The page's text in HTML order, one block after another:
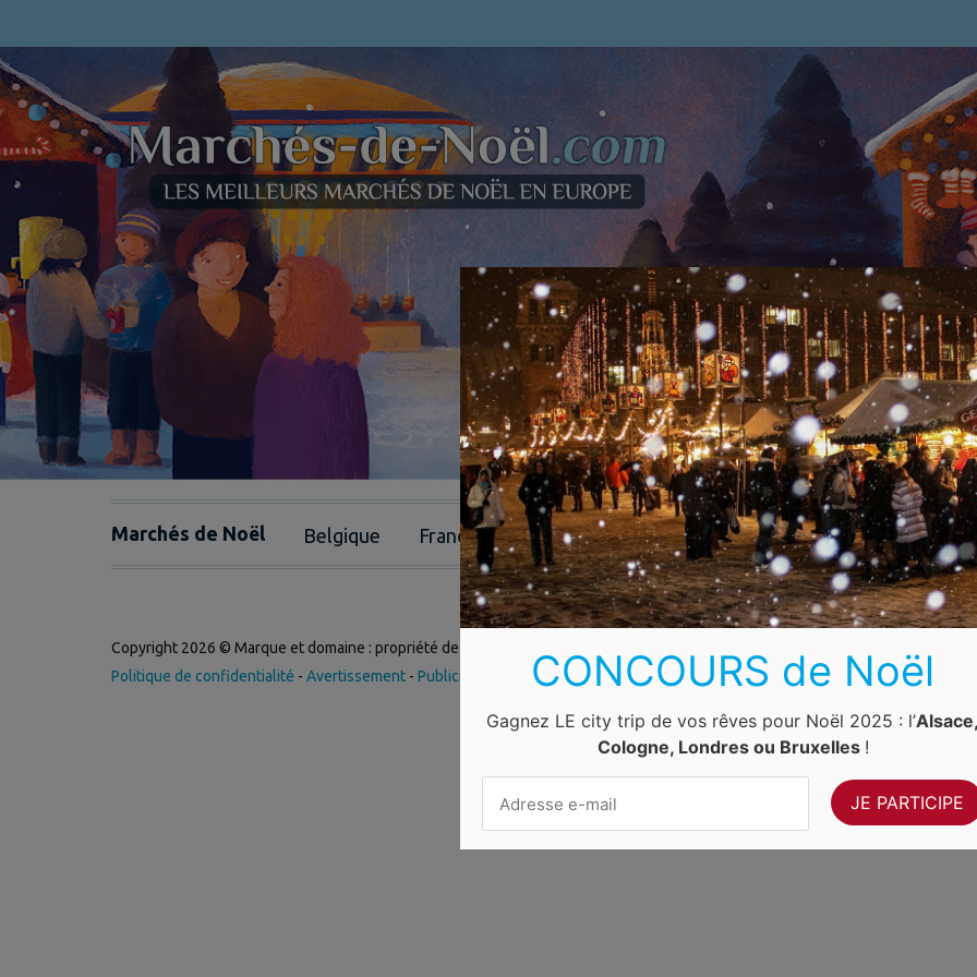
Marchés de Noël Belgique France Luxembourg Allemagne Pays-Bas Suisse
Copyright 2026 © Marque et domaine : propriété de
Politique de confidentialité - Avertissement - Publicité Contact -Newsletter
CONCOURS de Noël
Gagnez LE city trip de vos rêves pour Noël 2025 : l’
Cologne, Londres ou Bruxelles !